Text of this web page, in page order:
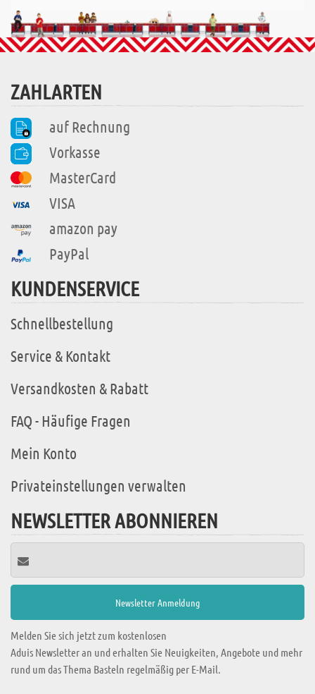
ZAHLARTEN
auf Rechnung
Vorkasse
MasterCard
VISA
amazon pay
PayPal
KUNDENSERVICE
Schnellbestellung
Service & Kontakt
Versandkosten & Rabatt
FAQ - Häufige Fragen
Mein Konto
Privateinstellungen verwalten
NEWSLETTER ABONNIEREN
Melden Sie sich jetzt zum kostenlosen
Aduis Newsletter an und erhalten Sie Neuigkeiten, Angebote und mehr
rund um das Thema Basteln regelmäßig per E-Mail.